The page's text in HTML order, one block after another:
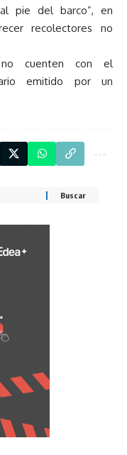
pie del barco”, en
recolectores no
cuenten con el
emitido por un